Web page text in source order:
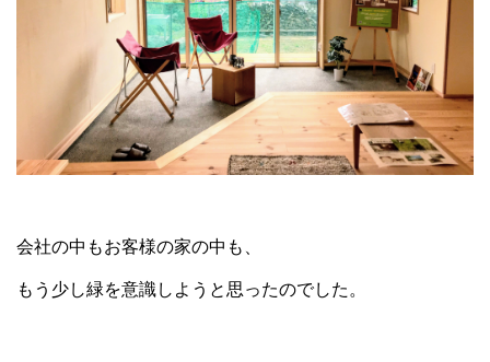
会社の中もお客様の家の中も、
もう少し緑を意識しようと思ったのでした。